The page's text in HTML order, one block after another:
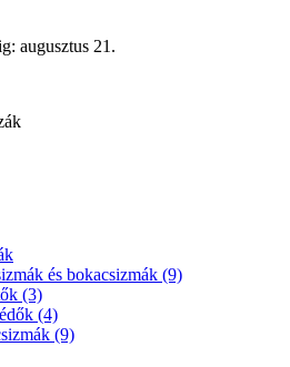
augusztus 21.
és bokacsizmák (9)
(3)
(4)
(9)